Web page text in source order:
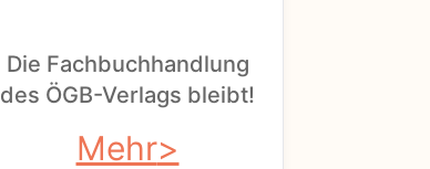
Die Fachbuchhandlung
des ÖGB-Verlags bleibt!
Mehr